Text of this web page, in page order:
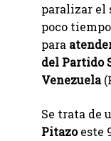
paralizar el
poco
para
del Partido
Venezuela
Se trata de
Pitazoeste